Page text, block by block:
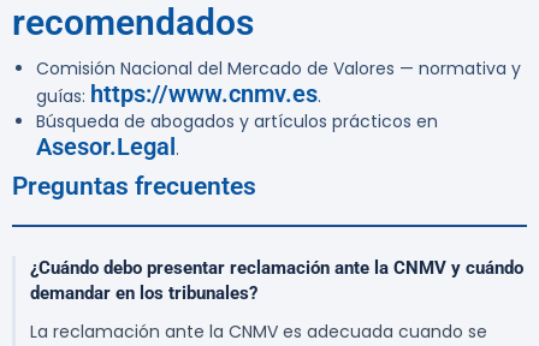
recomendados
Comisión Nacional del Mercado de Valores — normativa y
guías: https://www.cnmv.es.
Búsqueda de abogados y artículos prácticos en
Asesor.Legal.
Preguntas frecuentes
¿Cuándo debo presentar reclamación ante la CNMV y cuándo
demandar en los tribunales?
La reclamación ante la CNMV es adecuada cuando se